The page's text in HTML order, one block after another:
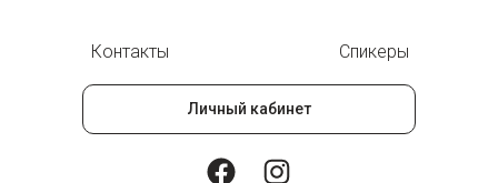
Спикеры
Контакты
Личный кабинет